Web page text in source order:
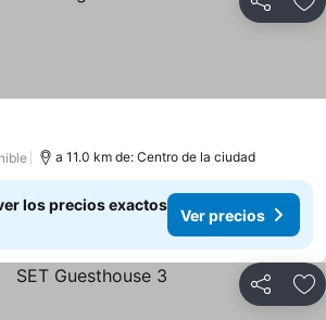
Compartir
a 11.0 km de: Centro de la ciudad
los precios exactos
Ver precios
Compartir